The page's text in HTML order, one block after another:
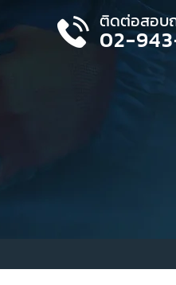
ติดต่อสอบ
02-